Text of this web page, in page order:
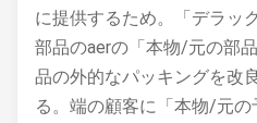
に提供するため。「デラッ
部品のaerの「本物/元の部
品の外的なパッキングを改
る。端の顧客に「本物/元